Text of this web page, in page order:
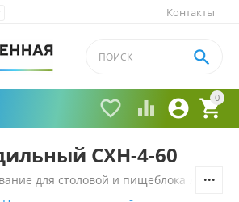
Контакты
0


 

СХН-4-60
для столовой и пищеблока